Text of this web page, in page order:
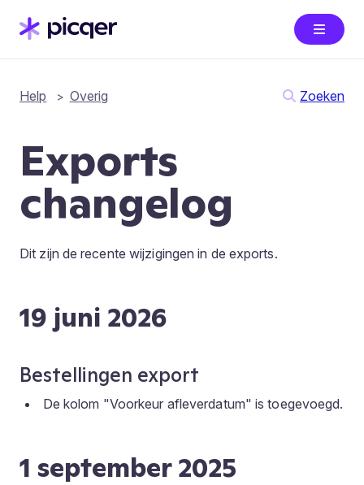
Help Overig Zoeken
Exports
changelog
Dit zijn de recente wijzigingen in de exports.
19 juni 2026
Bestellingen export
De kolom "Voorkeur afleverdatum" is toegevoegd.
1 september 2025